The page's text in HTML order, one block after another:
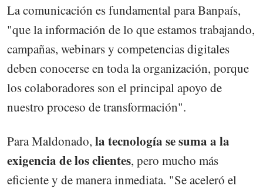
La comunicación es fundamental para Banpaís,
"que la información de lo que estamos trabajando,
campañas, webinars y competencias digitales
deben conocerse en toda la organización, porque
los colaboradores son el principal apoyo de
nuestro proceso de transformación".
Para Maldonado, la tecnología se suma a la
exigencia de los clientes, pero mucho más
eficiente y de manera inmediata. "Se aceleró el